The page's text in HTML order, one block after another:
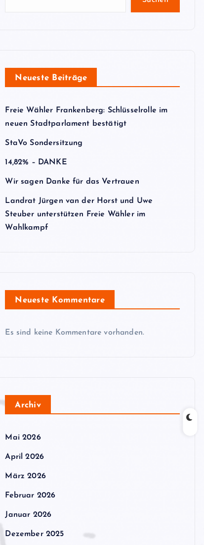
Neueste Beiträge
Freie Wähler Frankenberg: Schlüsselrolle im
neuen Stadtparlament bestätigt
StaVo Sondersitzung
14,82% – DANKE
Wir sagen Danke für das Vertrauen
Landrat Jürgen van der Horst und Uwe
Steuber unterstützen Freie Wähler im
Wahlkampf
Neueste Kommentare
Es sind keine Kommentare vorhanden.
Archiv
Mai 2026
April 2026
März 2026
Februar 2026
Januar 2026
Dezember 2025